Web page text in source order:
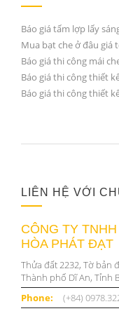
Báo giá tấm lợp lấy
Mua bạt che ở đâu
Báo giá thi công mái
Báo giá thi công thiết
Báo giá thi công thiết
LIÊN HỆ VỚI
CÔNG TY
HÒA PHÁT ĐẠT
Thửa đất 2232, Tờ bản
Thành phố Dĩ An, Tỉnh
Phone:
(+84)